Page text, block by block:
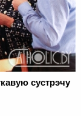
сустрэчу